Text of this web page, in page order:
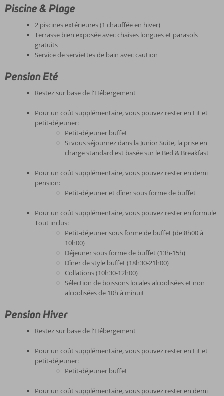
Piscine & Plage
2 piscines extérieures (1 chauffée en hiver)
Terrasse bien exposée avec chaises longues et parasols
gratuits
Service de serviettes de bain avec caution
Pension Eté
Restez sur base de l'Hébergement
Pour un coût supplémentaire, vous pouvez rester en Lit et
petit-déjeuner:
Petit-déjeuner buffet
Si vous séjournez dans la Junior Suite, la prise en
charge standard est basée sur le Bed & Breakfast
Pour un coût supplémentaire, vous pouvez rester en demi
pension:
Petit-déjeuner et dîner sous forme de buffet
Pour un coût supplémentaire, vous pouvez rester en formule
Tout inclus:
Petit-déjeuner sous forme de buffet (de 8h00 à
10h00)
Déjeuner sous forme de buffet (13h-15h)
Dîner de style buffet (18h30-21h00)
Collations (10h30-12h00)
Sélection de boissons locales alcoolisées et non
alcoolisées de 10h à minuit
Pension Hiver
Restez sur base de l'Hébergement
Pour un coût supplémentaire, vous pouvez rester en Lit et
petit-déjeuner:
Petit-déjeuner buffet
Pour un coût supplémentaire, vous pouvez rester en demi